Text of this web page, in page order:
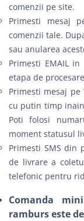
comenzii pe site.
Primesti mesaj
comenzii tale.
sau anularea
Primesti EMAIL
etapa de
Primesti mesaj
cu putin timp
Poti folosi
moment statusul
Primesti SMS din
de livrare a
telefonic pentru
Comanda
ramburs este